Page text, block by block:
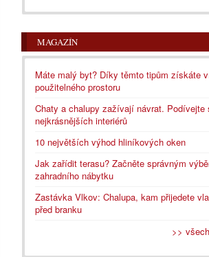
MAGAZÍN
Máte malý byt? Díky těmto tipům získáte
použitelného prostoru
Chaty a chalupy zažívají návrat. Podívejte
nejkrásnějších interiérů
10 největších výhod hliníkových oken
Jak zařídit terasu? Začněte správným
zahradního nábytku
Zastávka Vlkov: Chalupa, kam přijedete
před branku
>>